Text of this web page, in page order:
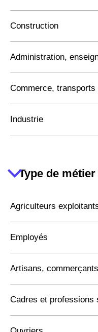
Construction
Administration,
Commerce,
Industrie
Type de
Agriculteurs
Employés
Artisans,
Cadres et professions